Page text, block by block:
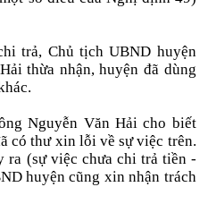
trả, Chủ tịch UBND huyện
thừa nhận, huyện đã dùng
Nguyễn Văn Hải cho biết
có thư xin lỗi về sự việc trên.
ra (sự việc chưa chi trả tiền -
huyện cũng xin nhận trách